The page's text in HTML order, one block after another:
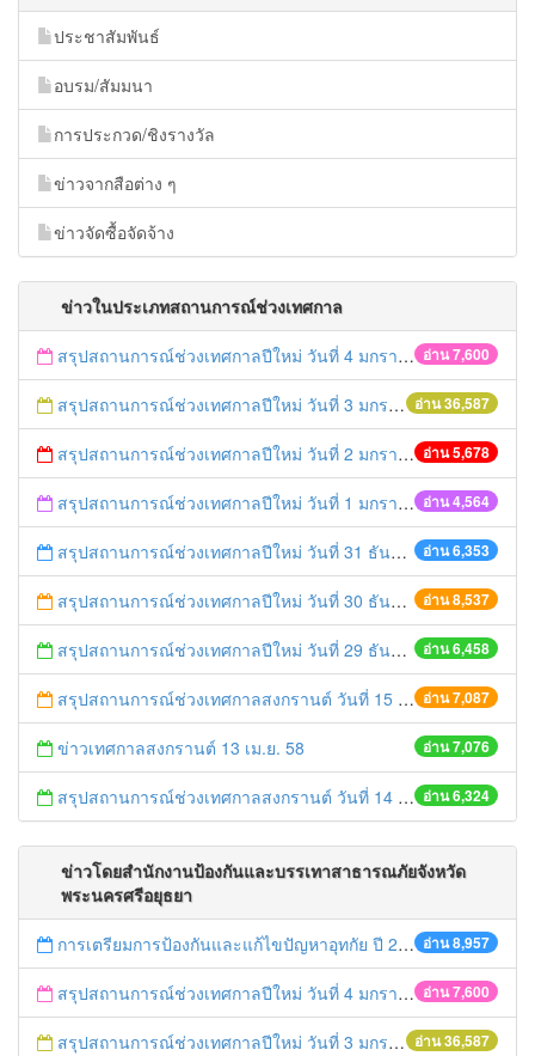
ประชาสัมพันธ์
อบรม/สัมมนา
การประกวด/ชิงรางวัล
ข่าวจากสือต่าง ๆ
ข่าวจัดซื้อจัดจ้าง
ข่าวในประเภทสถานการณ์ช่วงเทศกาล
อ่าน 7,600
สรุปสถานการณ์ช่วงเทศกาลปีใหม่ วันที่ 4 มกราคม 2559
อ่าน 36,587
สรุปสถานการณ์ช่วงเทศกาลปีใหม่ วันที่ 3 มกราคม 2559
อ่าน 5,678
สรุปสถานการณ์ช่วงเทศกาลปีใหม่ วันที่ 2 มกราคม 2559
อ่าน 4,564
สรุปสถานการณ์ช่วงเทศกาลปีใหม่ วันที่ 1 มกราคม 2559
อ่าน 6,353
สรุปสถานการณ์ช่วงเทศกาลปีใหม่ วันที่ 31 ธันวาคม 2558
อ่าน 8,537
สรุปสถานการณ์ช่วงเทศกาลปีใหม่ วันที่ 30 ธันวาคม 2558
อ่าน 6,458
สรุปสถานการณ์ช่วงเทศกาลปีใหม่ วันที่ 29 ธันวาคม 2558
อ่าน 7,087
สรุปสถานการณ์ช่วงเทศกาลสงกรานต์ วันที่ 15 เมษายน 2558
อ่าน 7,076
ข่าวเทศกาลสงกรานต์ 13 เม.ย. 58
อ่าน 6,324
สรุปสถานการณ์ช่วงเทศกาลสงกรานต์ วันที่ 14 เมษายน 2558
ข่าวโดยสำนักงานป้องกันและบรรเทาสาธารณภัยจังหวัด
พระนครศรีอยุธยา
อ่าน 8,957
การเตรียมการป้องกันและแก้ไขปัญหาอุทกัย ปี 2561
อ่าน 7,600
สรุปสถานการณ์ช่วงเทศกาลปีใหม่ วันที่ 4 มกราคม 2559
อ่าน 36,587
สรุปสถานการณ์ช่วงเทศกาลปีใหม่ วันที่ 3 มกราคม 2559